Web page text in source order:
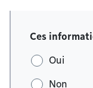
Ces
Oui
Non